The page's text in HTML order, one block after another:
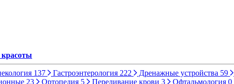
137 Гастроэнтерология 222 Дренажные устройства 59
23 Ортопедия 5 Переливание крови 3 Офтальмология 0